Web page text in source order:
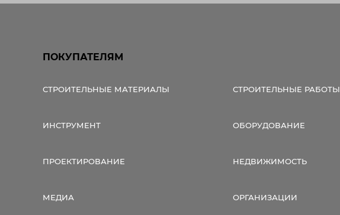
ПОКУПАТЕЛЯМ
СТРОИТЕЛЬНЫЕ МАТЕРИАЛЫ СТРОИТЕЛЬНЫЕ РАБОТЫ
ИНСТРУМЕНТ ОБОРУДОВАНИЕ
ПРОЕКТИРОВАНИЕ НЕДВИЖИМОСТЬ
МЕДИА ОРГАНИЗАЦИИ